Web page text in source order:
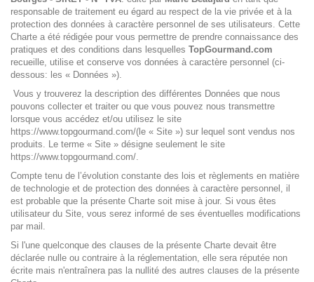
responsable de traitement eu égard au respect de la vie privée et à la
protection des données à caractère personnel de ses utilisateurs. Cette
Charte a été rédigée pour vous permettre de prendre connaissance des
pratiques et des conditions dans lesquelles TopGourmand.com
recueille, utilise et conserve vos données à caractère personnel (ci-
dessous: les « Données »).
Vous y trouverez la description des différentes Données que nous
pouvons collecter et traiter ou que vous pouvez nous transmettre
lorsque vous accédez et/ou utilisez le site
https://www.topgourmand.com/(le « Site ») sur lequel sont vendus nos
produits. Le terme « Site » désigne seulement le site
https://www.topgourmand.com/.
Compte tenu de l’évolution constante des lois et règlements en matière
de technologie et de protection des données à caractère personnel, il
est probable que la présente Charte soit mise à jour. Si vous êtes
utilisateur du Site, vous serez informé de ses éventuelles modifications
par mail.
Si l'une quelconque des clauses de la présente Charte devait être
déclarée nulle ou contraire à la réglementation, elle sera réputée non
écrite mais n'entraînera pas la nullité des autres clauses de la présente